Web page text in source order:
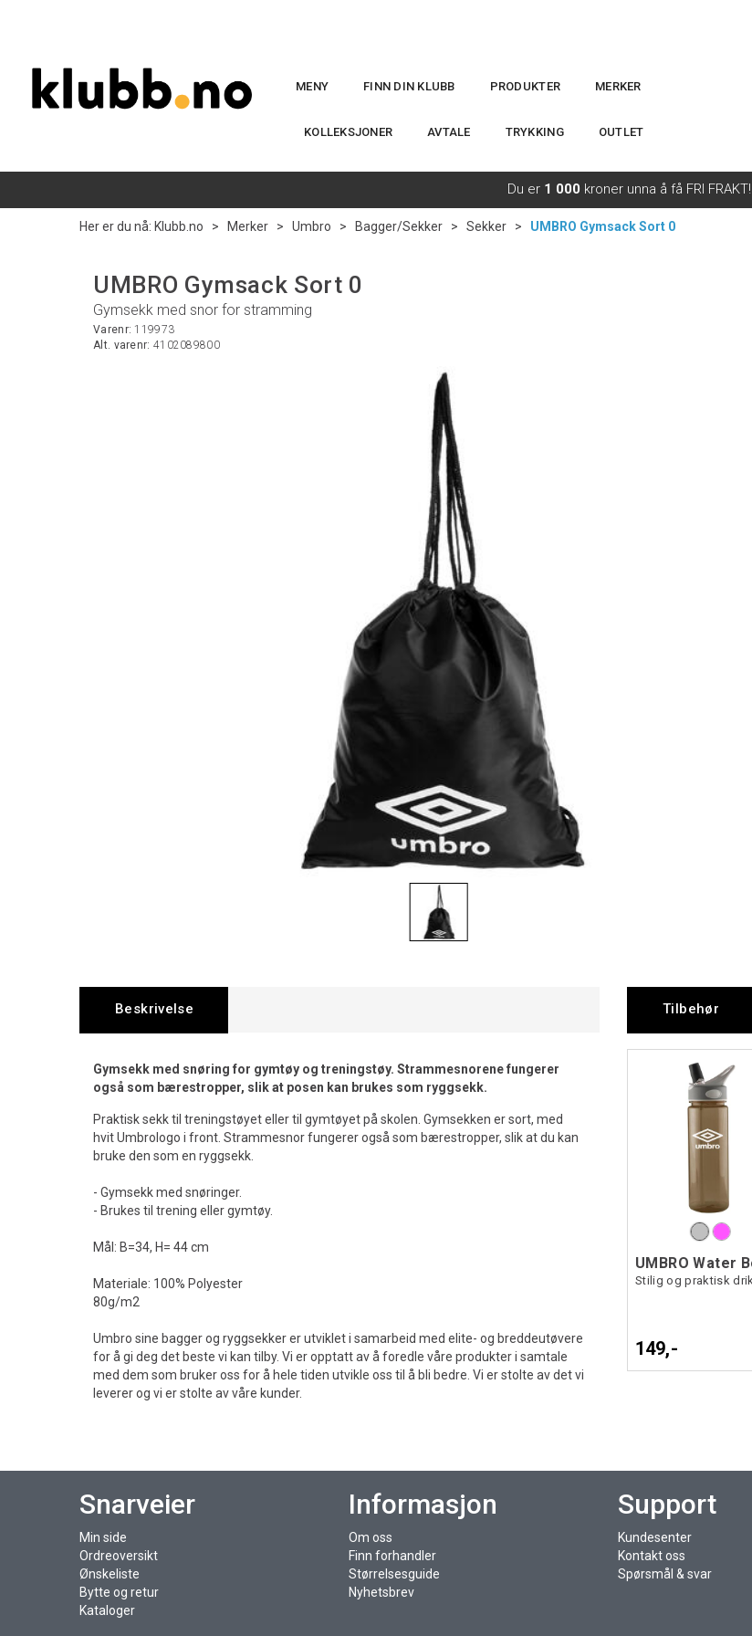
MENY FINN DIN KLUBB PRODUKTER MERKER
KOLLEKSJONER AVTALE TRYKKING OUTLET
Du er 1 000 kroner unna å få FRI FRAKT!
Her er du nå: Klubb.no > Merker > Umbro > Bagger/Sekker > Sekker > UMBRO Gymsack Sort 0
UMBRO Gymsack Sort 0
Gymsekk med snor for stramming
Varenr:119973
Alt. varenr: 4102089800
Beskrivelse
Gymsekk med snøring for gymtøy og treningstøy. Strammesnorene fungerer
også som bærestropper, slik at posen kan brukes som ryggsekk.
Praktisk sekk til treningstøyet eller til gymtøyet på skolen. Gymsekken er sort, med
hvit Umbrologo i front. Strammesnor fungerer også som bærestropper, slik at du kan
bruke den som en ryggsekk.
- Gymsekk med snøringer.
- Brukes til trening eller gymtøy.
Mål: B=34, H= 44 cm
Materiale: 100% Polyester
80g/m2
Umbro sine bagger og ryggsekker er utviklet i samarbeid med elite- og breddeutøvere
for å gi deg det beste vi kan tilby. Vi er opptatt av å foredle våre produkter i samtale
med dem som bruker oss for å hele tiden utvikle oss til å bli bedre. Vi er stolte av det vi
leverer og vi er stolte av våre kunder.
Tilbehør
149,-
Snarveier
Min side
Ordreoversikt
Ønskeliste
Bytte og retur
Kataloger
Informasjon
Om oss
Finn forhandler
Størrelsesguide
Nyhetsbrev
Support
Kundesenter
Kontakt oss
Spørsmål & svar